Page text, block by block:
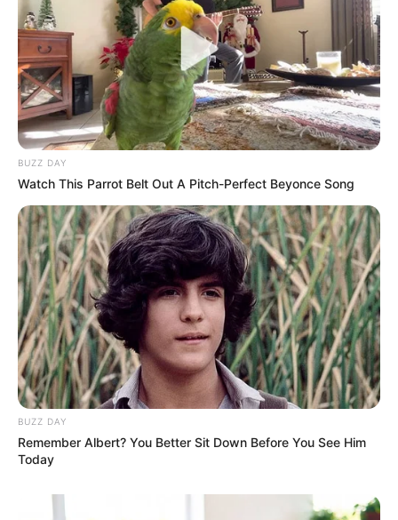
BUZZ DAY
Watch This Parrot Belt Out A Pitch-Perfect Beyonce Song
BUZZ DAY
Remember Albert? You Better Sit Down Before You See Him
Today